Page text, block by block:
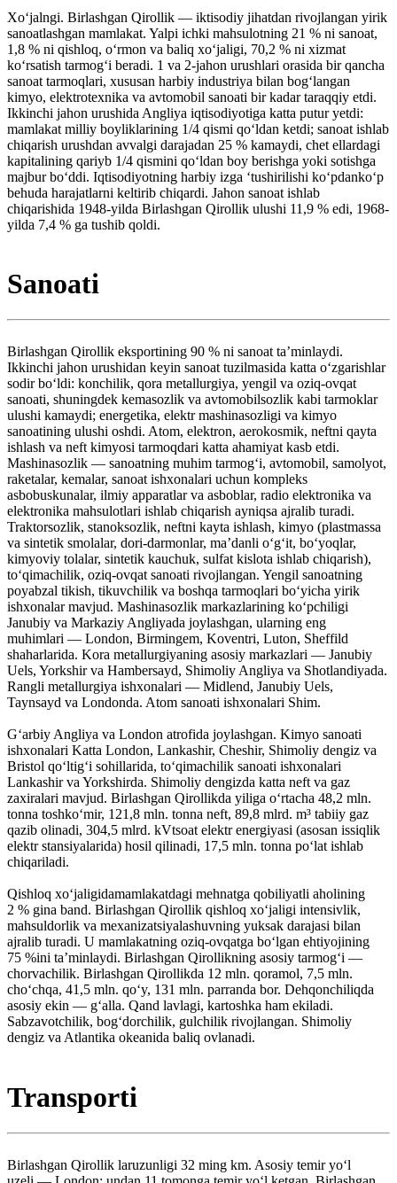
Xoʻjalngi. Birlashgan Qirollik — iktisodiy jihatdan rivojlangan yirik
sanoatlashgan mamlakat. Yalpi ichki mahsulotning 21 % ni sanoat,
1,8 % ni qishloq, oʻrmon va baliq xoʻjaligi, 70,2 % ni xizmat
koʻrsatish tarmogʻi beradi. 1 va 2-jahon urushlari orasida bir qancha
sanoat tarmoqlari, xususan harbiy industriya bilan bogʻlangan
kimyo, elektrotexnika va avtomobil sanoati bir kadar taraqqiy etdi.
Ikkinchi jahon urushida Angliya iqtisodiyotiga katta putur yetdi:
mamlakat milliy boyliklarining 1/4 qismi qoʻldan ketdi; sanoat ishlab
chiqarish urushdan avvalgi darajadan 25 % kamaydi, chet ellardagi
kapitalining qariyb 1/4 qismini qoʻldan boy berishga yoki sotishga
majbur boʻddi. Iqtisodiyotning harbiy izga ʻtushirilishi koʻpdankoʻp
behuda harajatlarni keltirib chiqardi. Jahon sanoat ishlab
chiqarishida 1948-yilda Birlashgan Qirollik ulushi 11,9 % edi, 1968-
yilda 7,4 % ga tushib qoldi.
Sanoati
Birlashgan Qirollik eksportining 90 % ni sanoat taʼminlaydi.
Ikkinchi jahon urushidan keyin sanoat tuzilmasida katta oʻzgarishlar
sodir boʻldi: konchilik, qora metallurgiya, yengil va oziq-ovqat
sanoati, shuningdek kemasozlik va avtomobilsozlik kabi tarmoklar
ulushi kamaydi; energetika, elektr mashinasozligi va kimyo
sanoatining ulushi oshdi. Atom, elektron, aerokosmik, neftni qayta
ishlash va neft kimyosi tarmoqdari katta ahamiyat kasb etdi.
Mashinasozlik — sanoatning muhim tarmogʻi, avtomobil, samolyot,
raketalar, kemalar, sanoat ishxonalari uchun kompleks
asbobuskunalar, ilmiy apparatlar va asboblar, radio elektronika va
elektronika mahsulotlari ishlab chiqarish ayniqsa ajralib turadi.
Traktorsozlik, stanoksozlik, neftni kayta ishlash, kimyo (plastmassa
va sintetik smolalar, dori-darmonlar, maʼdanli oʻgʻit, boʻyoqlar,
kimyoviy tolalar, sintetik kauchuk, sulfat kislota ishlab chiqarish),
toʻqimachilik, oziq-ovqat sanoati rivojlangan. Yengil sanoatning
poyabzal tikish, tikuvchilik va boshqa tarmoqlari boʻyicha yirik
ishxonalar mavjud. Mashinasozlik markazlarining koʻpchiligi
Janubiy va Markaziy Angliyada joylashgan, ularning eng
muhimlari — London, Birmingem, Koventri, Luton, Sheffild
shaharlarida. Kora metallurgiyaning asosiy markazlari — Janubiy
Uels, Yorkshir va Hambersayd, Shimoliy Angliya va Shotlandiyada.
Rangli metallurgiya ishxonalari — Midlend, Janubiy Uels,
Taynsayd va Londonda. Atom sanoati ishxonalari Shim.
Gʻarbiy Angliya va London atrofida joylashgan. Kimyo sanoati
ishxonalari Katta London, Lankashir, Cheshir, Shimoliy dengiz va
Bristol qoʻltigʻi sohillarida, toʻqimachilik sanoati ishxonalari
Lankashir va Yorkshirda. Shimoliy dengizda katta neft va gaz
zaxiralari mavjud. Birlashgan Qirollikda yiliga oʻrtacha 48,2 mln.
tonna toshkoʻmir, 121,8 mln. tonna neft, 89,8 mlrd. m³ tabiiy gaz
qazib olinadi, 304,5 mlrd. kVtsoat elektr energiyasi (asosan issiqlik
elektr stansiyalarida) hosil qilinadi, 17,5 mln. tonna poʻlat ishlab
chiqariladi.
Qishloq xoʻjaligidamamlakatdagi mehnatga qobiliyatli aholining
2 % gina band. Birlashgan Qirollik qishloq xoʻjaligi intensivlik,
mahsuldorlik va mexanizatsiyalashuvning yuksak darajasi bilan
ajralib turadi. U mamlakatning oziq-ovqatga boʻlgan ehtiyojining
75 %ini taʼminlaydi. Birlashgan Qirollikning asosiy tarmogʻi —
chorvachilik. Birlashgan Qirollikda 12 mln. qoramol, 7,5 mln.
choʻchqa, 41,5 mln. qoʻy, 131 mln. parranda bor. Dehqonchiliqda
asosiy ekin — gʻalla. Qand lavlagi, kartoshka ham ekiladi.
Sabzavotchilik, bogʻdorchilik, gulchilik rivojlangan. Shimoliy
dengiz va Atlantika okeanida baliq ovlanadi.
Transporti
Birlashgan Qirollik laruzunligi 32 ming km. Asosiy temir yoʻl